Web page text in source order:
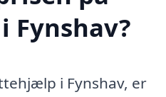
i Fynshav, er